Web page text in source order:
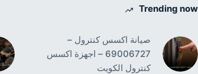
Trending now
صيانة اكسس كنترول –
69006727 – اجهزة اكسس
كنترول الكويت